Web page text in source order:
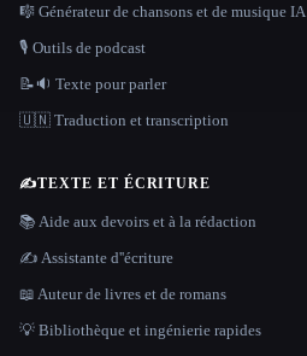
🎼 Générateur de chansons et de musique IA
🎙️ Outils de podcast
📝🔉 Texte pour parler
🇺🇳 Traduction et transcription
✍️TEXTE ET ÉCRITURE
📚 Aide aux devoirs et à la rédaction
✍️ Assistante d''écriture
📖 Auteur de livres et de romans
💡 Bibliothèque et ingénierie rapides